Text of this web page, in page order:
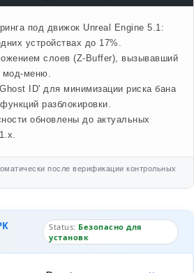
под движок Unreal Engine 5.1:
устройствах до 17%.
слоев (Z-Buffer), вызывавший
мод-меню.
ID' для минимизации риска бана
разблокировки.
обновлены до актуальных
после верификации контрольных
Status: Безопасно для
установк